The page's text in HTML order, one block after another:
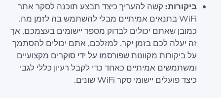
ביקורות: קשה להעריך כיצד תבצע תוכנה לסקר אתר
WiFi בתנאים אמיתיים מבלי להשתמש בה לזמן מה.
כמובן שאתם יכולים לבדוק מספר יישומים בעצמכם, אך
זה יעלה לכם בזמן יקר. למזלכם, אתם יכולים להסתמך
על ביקורות מקוונות שפורסמו על ידי סוקרים מקצועיים
ומשתמשים אמיתיים כאחד כדי לקבל רעיון כללי לגבי
כיצד פועלים יישומי סקר WiFi שונים.